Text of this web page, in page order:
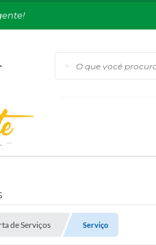
O que você procura?
de Serviços Serviço